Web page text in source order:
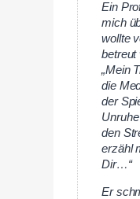
Ein
mich
wollte
betreut
„Mein
die
der
den
erzähl
Dir…“
Er